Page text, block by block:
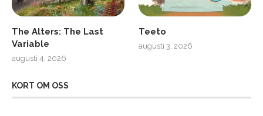
The Alters: The Last
Variable
augusti 4, 2026
Teeto
augusti 3, 2026
KORT OM OSS